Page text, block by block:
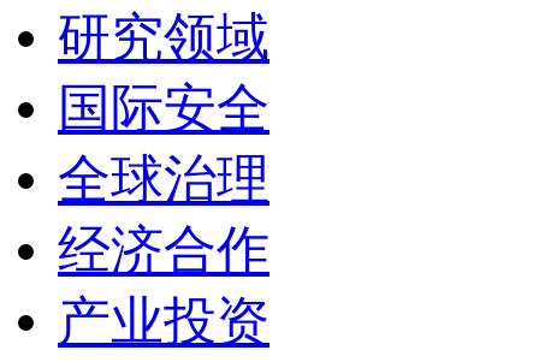
研究领域
国际安全
全球治理
经济合作
产业投资